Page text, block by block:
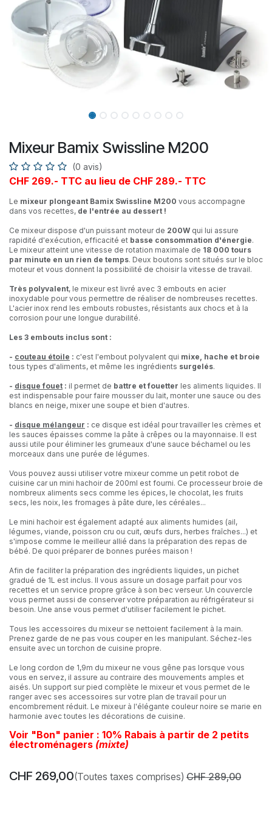
Mixeur Bamix Swissline M200
(0 avis)
CHF 269.- TTC au lieu de CHF 289.- TTC
Le mixeur plongeant Bamix Swissline M200 vous accompagne
dans vos recettes, de l'entrée au dessert !
Ce mixeur dispose d'un puissant moteur de 200W qui lui assure
rapidité d'exécution, efficacité et basse consommation d'énergie.
Le mixeur atteint une vitesse de rotation maximale de 18 000 tours
par minute en un rien de temps. Deux boutons sont situés sur le bloc
moteur et vous donnent la possibilité de choisir la vitesse de travail.
Très polyvalent, le mixeur est livré avec 3 embouts en acier
inoxydable pour vous permettre de réaliser de nombreuses recettes.
L'acier inox rend les embouts robustes, résistants aux chocs et à la
corrosion pour une longue durabilité.
Les 3 embouts inclus sont :
- couteau étoile : c'est l'embout polyvalent qui mixe, hache et broie
tous types d'aliments, et même les ingrédients surgelés.
- disque fouet : il permet de battre et fouetter les aliments liquides. Il
est indispensable pour faire mousser du lait, monter une sauce ou des
blancs en neige, mixer une soupe et bien d'autres.
- disque mélangeur : ce disque est idéal pour travailler les crèmes et
les sauces épaisses comme la pâte à crêpes ou la mayonnaise. Il est
aussi utile pour éliminer les grumeaux d'une sauce béchamel ou les
morceaux dans une purée de légumes.
Vous pouvez aussi utiliser votre mixeur comme un petit robot de
cuisine car un mini hachoir de 200ml est fourni. Ce processeur broie de
nombreux aliments secs comme les épices, le chocolat, les fruits
secs, les noix, les fromages à pâte dure, les céréales...
Le mini hachoir est également adapté aux aliments humides (ail,
légumes, viande, poisson cru ou cuit, œufs durs, herbes fraîches...) et
s'impose comme le meilleur allié dans la préparation des repas de
bébé. De quoi préparer de bonnes purées maison !
Afin de faciliter la préparation des ingrédients liquides, un pichet
gradué de 1L est inclus. Il vous assure un dosage parfait pour vos
recettes et un service propre grâce à son bec verseur. Un couvercle
vous permet aussi de conserver votre préparation au réfrigérateur si
besoin. Une anse vous permet d'utiliser facilement le pichet.
Tous les accessoires du mixeur se nettoient facilement à la main.
Prenez garde de ne pas vous couper en les manipulant. Séchez-les
ensuite avec un torchon de cuisine propre.
Le long cordon de 1,9m du mixeur ne vous gêne pas lorsque vous
vous en servez, il assure au contraire des mouvements amples et
aisés. Un support sur pied complète le mixeur et vous permet de le
ranger avec ses accessoires sur votre plan de travail pour un
encombrement réduit. Le mixeur à l'élégante couleur noire se marie en
harmonie avec toutes les décorations de cuisine.
Voir "Bon" panier : 10% Rabais à partir de 2 petits
électroménagers (mixte)
CHF 269,00(Toutes taxes comprises) CHF289,00